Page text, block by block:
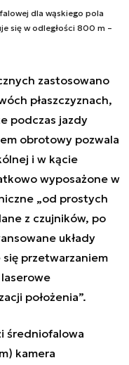
dla wąskiego pola
się w odległości 800 m –
zastosowano
płaszczyznach,
podczas jazdy
obrotowy pozwala
i w kącie
wyposażone w
„od prostych
z czujników, po
układy
się przetwarzaniem
położenia”.
średniofalowa
kamera